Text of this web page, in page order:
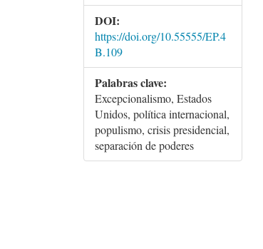
DOI:
https://doi.org/10.55555/EP.4
B.109
Palabras clave:
Excepcionalismo, Estados
Unidos, política internacional,
populismo, crisis presidencial,
separación de poderes